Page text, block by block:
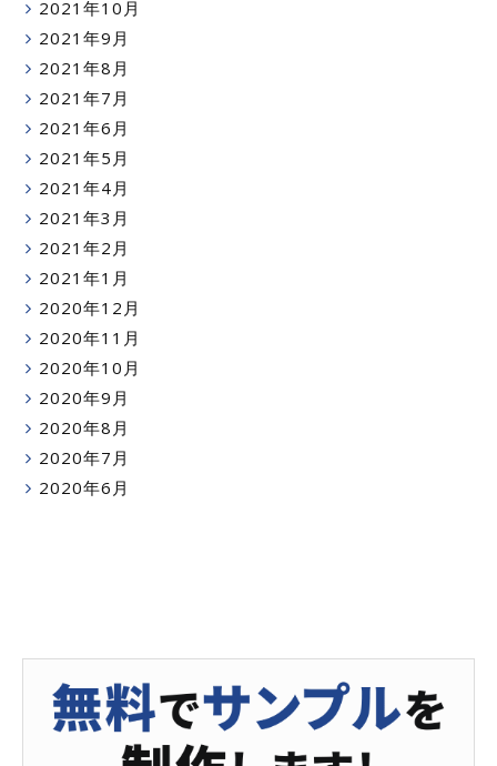
2021年10月
2021年9月
2021年8月
2021年7月
2021年6月
2021年5月
2021年4月
2021年3月
2021年2月
2021年1月
2020年12月
2020年11月
2020年10月
2020年9月
2020年8月
2020年7月
2020年6月